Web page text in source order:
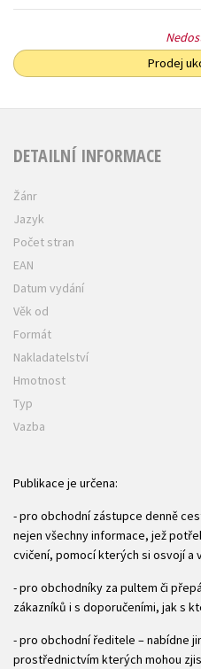
Prodej
DETAILNÍ INFORMACE
Žánr
Jazyk
Počet stran
EAN
Datum vydání
Věk od
Formát
Nakladatelství
Hmotnost
Typ
Vazba
Publikace je určena:
- pro obchodní zástupce denně
nejen všechny informace, jež
cvičení, pomocí kterých si osvojí a
- pro obchodníky za pultem či
zákazníků i s doporučeními, jak s
- pro obchodní ředitele – nabídne
prostřednictvím kterých mohou